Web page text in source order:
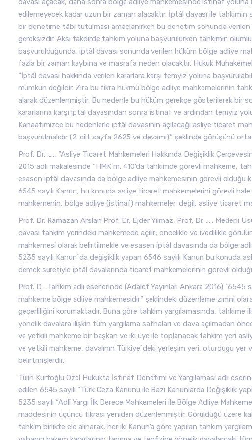
davası açacak, daha sonra bölge adliye mahkemesinde istinaf
edilemeyecek kadar uzun bir zaman alacaktır. İptâl davası ile tahkimin
bir denetime tâbi tutulması amaçlanırken bu denetim sonunda
gereksizdir. Aksi takdirde tahkim yoluna başvurulurken tahkimin
başvurulduğunda, iptâl davası sonunda verilen hüküm bölge adliye
fazla bir zaman kaybına ve masrafa neden olacaktır. Hukuk
“İptâl davası hakkında verilen kararlara karşı temyiz yoluna
mümkün değildir. Zira bu fıkra hükmü bölge adliye mahkemelerinin
alarak düzenlenmiştir. Bu nedenle bu hüküm gerekçe gösterilerek bir
kararlarına karşı iptâl davasından sonra istinaf ve ardından temyiz
Kanaatimizce bu nedenlerle iptâl davasının açılacağı asliye ticaret
başvurulmalıdır (2. cilt sayfa 2625 ve devamı).” şeklinde görüşünü
Prof. Dr. ….., “Asliye Ticaret Mahkemeleri Hakkında Değişiklik
2015 adlı makalesinde “HMK m. 410’da tahkimde görevli mahkeme,
esasen iptâl davasında da bölge adliye mahkemesinin görevli olduğu
6545 sayılı Kanun, bu konuda asliye ticaret mahkemelerini görevli
mahkemenin, bölge adliye (istinaf) mahkemeleri değil, asliye ticaret
Prof. Dr. Ramazan Arslan Prof. Dr. Ejder Yılmaz, Prof. Dr. ….. Medeni
davası tahkim yerindeki mahkemede açılır; öncelikle ve ivedilikle
mahkemesi olarak belirtilmekle ve esasen iptâl davasında da bölge
5235 sayılı Kanun`da değişiklik yapan 6546 saylılı Kanun bu
demek suretiyle iptâl davalarında ticaret mahkemelerinin görevli
Prof. D….Tahkim adlı eserlerinde (Adalet Yayınları Ankara 2016) “6545
mahkeme bölge adliye mahkemesidir” şeklindeki düzenleme zımni
geçerliliğini korumaktadır. Buna göre tahkim yargılamasında,
yönelik davalara ilişkin tüm yargılama safhaları ve dava açılmadan
ve yetkili mahkeme bir başkan ve iki üye ile toplanacak tahkim yeri
ve yetkili mahkeme, davalının Türkiye`deki yerleşim yeri, oturduğu
belirtmişlerdir.
Tülin Kurtoğlu Özel Hukukta İstinaf Denetimi ve Yargılaması adlı
edilen 6545 sayılı “Türk Ceza Kanunu ile Bazı Kanunlarda Değişiklik
5235 sayılı “Adlî Yargı İlk Derece Mahkemeleri ile Bölge Adliye
maddesinin üçüncü fıkrası yeniden düzenlenmiştir. Görüldüğü üzere
tahkim birlikte ele alınarak, her iki Kanun’a göre yapılan tahkim